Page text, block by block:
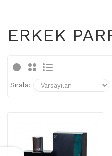
ERKEK
Sırala: